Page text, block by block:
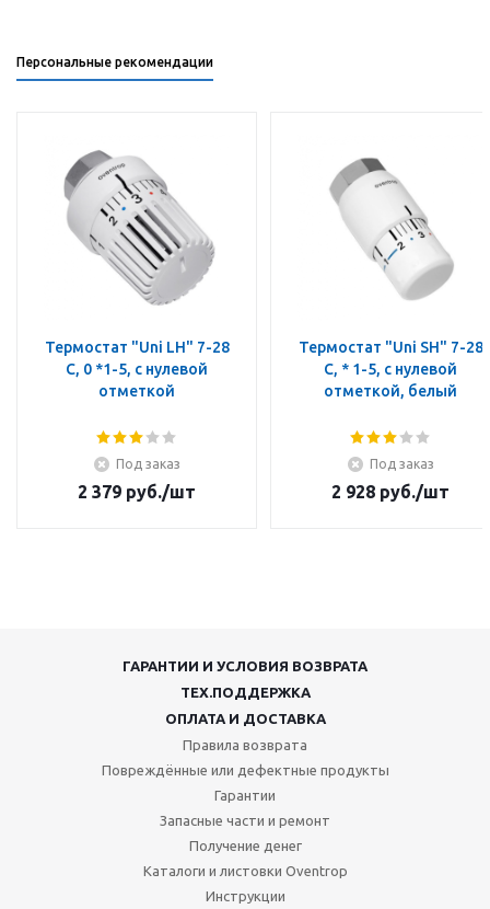
Персональные рекомендации
Термостат "Uni LH" 7-28
C, 0 *1-5, с нулевой
отметкой
Под заказ
2 379 руб./шт
Термостат "Uni SH" 7-28
C, * 1-5, с нулевой
отметкой, белый
Под заказ
2 928 руб./шт
ГАРАНТИИ И УСЛОВИЯ ВОЗВРАТА
ТЕХ.ПОДДЕРЖКА
ОПЛАТА И ДОСТАВКА
Правила возврата
Повреждённые или дефектные продукты
Гарантии
Запасные части и ремонт
Получение денег
Каталоги и листовки Oventrop
Инструкции